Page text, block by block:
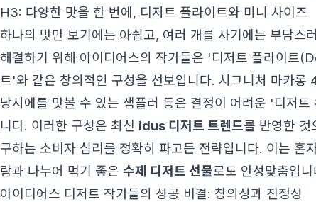
H3: 다양한 맛을 한 번에, 디저트 플라이트와 미니 사이즈
하나의 맛만 보기에는 아쉽고, 여러 개를 사기에는 부담스
해결하기 위해 아이디어스의 작가들은 '디저트 플라이트
트'와 같은 창의적인 구성을 선보입니다. 시그니처 마카롱
낭시에를 맛볼 수 있는 샘플러 등은 결정이 어려운 '디저
니다. 이러한 구성은 최신 idus 디저트 트렌드를 반영한 것
구하는 소비자 심리를 정확히 파고든 전략입니다. 이는 혼
람과 나누어 먹기 좋은 수제 디저트 선물로도 안성맞춤입니
아이디어스 디저트 작가들의 성공 비결: 창의성과 진정성